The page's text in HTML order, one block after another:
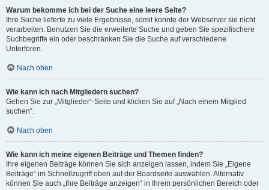
Warum bekomme ich bei der Suche eine leere Seite?
Ihre Suche lieferte zu viele Ergebnisse, somit konnte der Webserver sie nicht
verarbeiten. Benutzen Sie die erweiterte Suche und geben Sie spezifischere
Suchbegriffe ein oder beschränken Sie die Suche auf verschiedene
Unterforen.
Nach oben
Wie kann ich nach Mitgliedern suchen?
Gehen Sie zur „Mitglieder“-Seite und klicken Sie auf „Nach einem Mitglied
suchen“.
Nach oben
Wie kann ich meine eigenen Beiträge und Themen finden?
Ihre eigenen Beiträge können Sie sich anzeigen lassen, indem Sie „Eigene
Beiträge“ im Schnellzugriff oben auf der Boardseite auswählen. Alternativ
können Sie auch „Ihre Beiträge anzeigen“ in Ihrem persönlichen Bereich oder